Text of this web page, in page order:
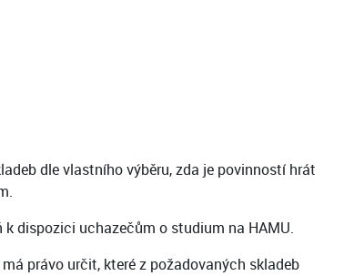
dle vlastního výběru, zda je povinností hrát
dispozici uchazečům o studium na HAMU.
právo určit, které z požadovaných skladeb